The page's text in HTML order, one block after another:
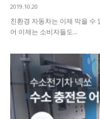
2019.10.20
친환경 자동차는 이제 막을 수
어 이제는 소비자들도...